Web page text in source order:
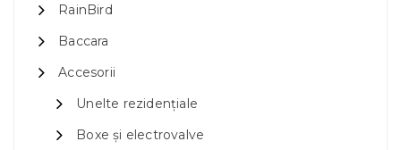
RainBird
Baccara
Accesorii
Unelte rezidențiale
Boxe și electrovalve